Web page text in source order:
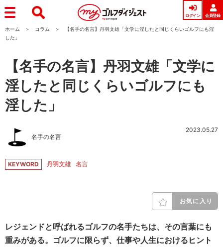
ログイン 会員登録
ホーム コラム
【名手の名言】丹羽文雄「文学に淫したと同じくらいゴルフにも淫
した」
【名手の名言】丹羽文雄「文学に
淫したと同じくらいゴルフにも
淫した」
名手の名言
2023.05.27
KEYWORD 丹羽文雄 名言
お気に入り
レジェンドと呼ばれるゴルフの名手たちは、その言葉にも
重みがある。ゴルフに限らず、仕事や人生におけるヒント